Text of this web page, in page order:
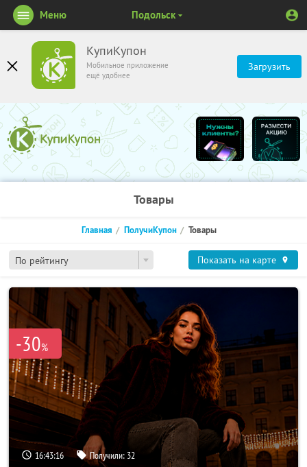
КупиКупон
Мобильное приложение
ещё удобнее
Загрузить
Меню Подольск
Товары
По рейтингу
Главная ПолучиКупон Товары
Показать на карте
-30%
16:43:14 Получили: 32